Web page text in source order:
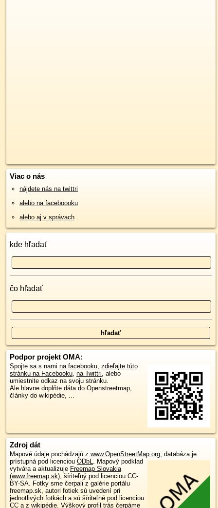
Viac o nás
nájdete nás na twittri
alebo na faceboooku
alebo aj v správach
kde hľadať
čo hľadať
Podpor projekt OMA:
Spojte sa s nami na facebooku, zdieľajte túto
stránku na Facebooku, na Twittri, alebo
umiestnite odkaz na svoju stránku.
Ale hlavne doplňte dáta do Openstreetmap,
články do wikipédie, ...
Zdroj dát
Mapové údaje pochádzajú z www.OpenStreetMap.org, databáza je
prístupná pod licenciou ODbL. Mapový podklad
vytvára a aktualizuje Freemap Slovakia
(www.freemap.sk), šíriteľný pod licenciou CC-
BY-SA. Fotky sme čerpali z galérie portálu
freemap.sk, autori fotiek sú uvedení pri
jednotlivých fotkách a sú šíriteľné pod licenciou
CC a z wikipédie. Výškový profil trás čerpáme